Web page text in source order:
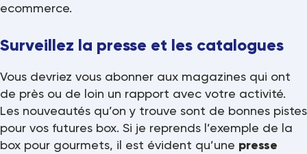
ecommerce.
Surveillez la presse et les catalogues
Vous devriez vous abonner aux magazines qui ont
de près ou de loin un rapport avec votre activité.
Les nouveautés qu’on y trouve sont de bonnes pistes
pour vos futures box. Si je reprends l’exemple de la
box pour gourmets, il est évident qu’une presse